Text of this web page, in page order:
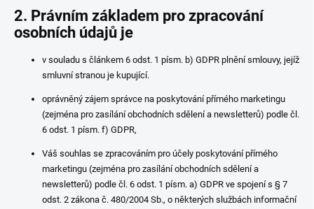
2. Právním základem pro zpracování
osobních údajů je
v souladu s článkem 6 odst. 1 písm. b) GDPR plnění smlouvy, jejíž
smluvní stranou je kupující.
oprávněný zájem správce na poskytování přímého marketingu
(zejména pro zasílání obchodních sdělení a newsletterů) podle čl.
6 odst. 1 písm. f) GDPR,
Váš souhlas se zpracováním pro účely poskytování přímého
marketingu (zejména pro zasílání obchodních sdělení a
newsletterů) podle čl. 6 odst. 1 písm. a) GDPR ve spojení s § 7
odst. 2 zákona č. 480/2004 Sb., o některých službách informační